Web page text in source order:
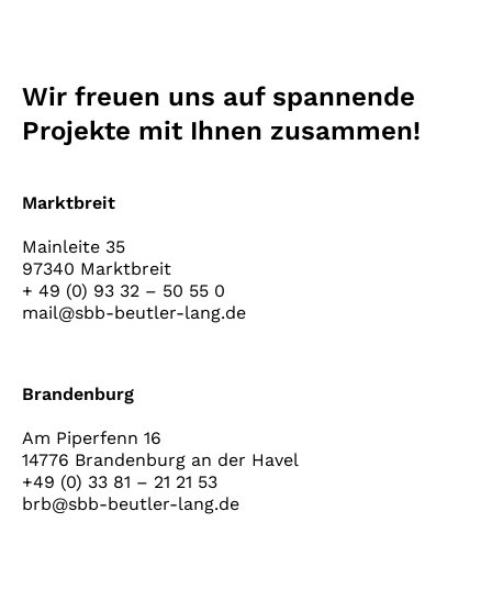
Wir freuen uns auf spannende
Projekte mit Ihnen zusammen!
Marktbreit
Mainleite 35
97340 Marktbreit
+ 49 (0) 93 32 – 50 55 0
mail@sbb-beutler-lang.de
Brandenburg
Am Piperfenn 16
14776 Brandenburg an der Havel
+49 (0) 33 81 – 21 21 53
brb@sbb-beutler-lang.de